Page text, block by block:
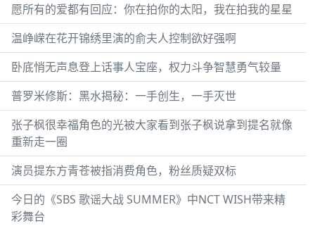
愿所有的爱都有回应：你在拍你的太阳，我在拍我的星星
温峥嵘在花开锦绣里演的俞夫人控制欲好强啊
卧底悄无声息登上话事人宝座，权力斗争智慧勇气较量
普罗米修斯：黑水揭秘：一手创生，一手灭世
张子枫很幸福角色的光被大家看到张子枫说拿到提名就像
重新走一圈
演员提东方青苍被指消费角色，粉丝质疑双标
今日的《SBS 歌谣大战 SUMMER》中NCT WISH带来精
彩舞台